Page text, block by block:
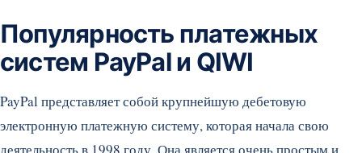
Популярность платежных
систем PayPal и QIWI
PayPal представляет собой крупнейшую дебетовую
электронную платежную систему, которая начала свою